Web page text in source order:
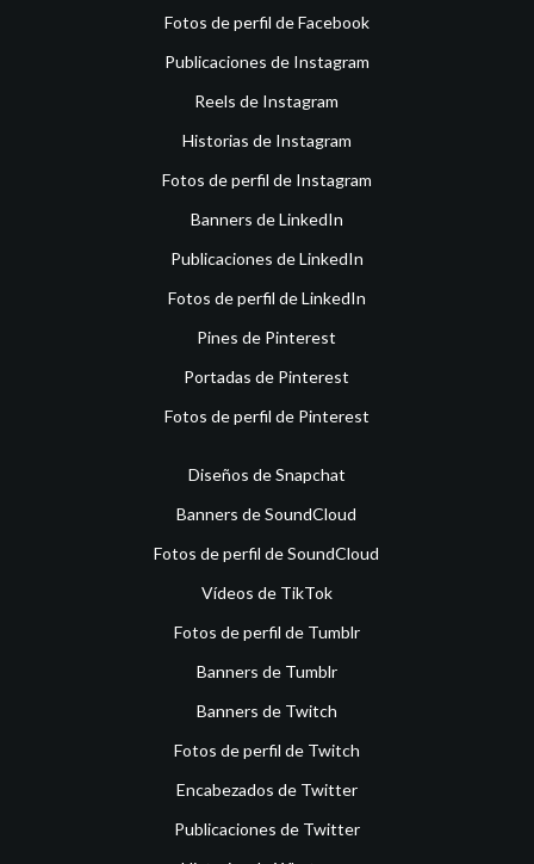
Fotos de perfil de Facebook
Publicaciones de Instagram
Reels de Instagram
Historias de Instagram
Fotos de perfil de Instagram
Banners de LinkedIn
Publicaciones de LinkedIn
Fotos de perfil de LinkedIn
Pines de Pinterest
Portadas de Pinterest
Fotos de perfil de Pinterest
Diseños de Snapchat
Banners de SoundCloud
Fotos de perfil de SoundCloud
Vídeos de TikTok
Fotos de perfil de Tumblr
Banners de Tumblr
Banners de Twitch
Fotos de perfil de Twitch
Encabezados de Twitter
Publicaciones de Twitter